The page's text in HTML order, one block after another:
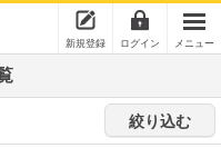
新規登録 ログイン メニュー
絞り込む